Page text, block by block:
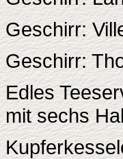
Geschirr:
Geschirr:
Edles
mit sechs